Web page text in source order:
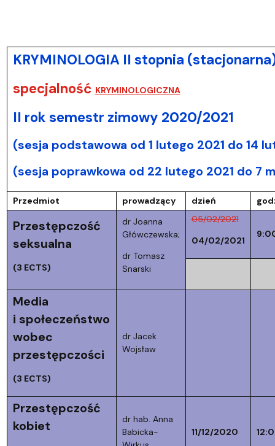
KRYMINOLOGIA II stopnia
specjalność KRYMINOLOGICZNA
II rok semestr zimowy 2020/2021
(sesja podstawowa od 1 lutego 2021 do 14
(sesja poprawkowa od 22 lutego 2021 do 7
Przedmiot prowadzący dzień
Przestępczość
seksualna
(3 ECTS)
dr Joanna
Główczewska;
dr Tomasz
Snarski
05/02/2021
04/02/2021
Media
i społeczeństwo
wobec
przestępczości
(3 ECTS)
dr Jacek
Wojsław
Przestępczość
kobiet
dr hab. Anna
Babicka-
11/12/2020